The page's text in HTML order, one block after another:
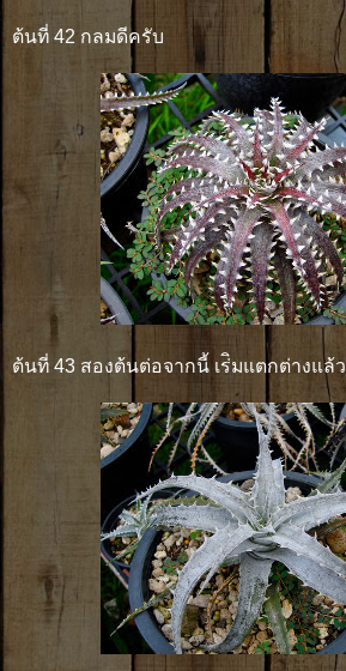
ต้นที่ 42 กลมดีครับ
ต้นที่ 43 สองต้นต่อจากนี้ เร่ิมแตกต่างแล้ว